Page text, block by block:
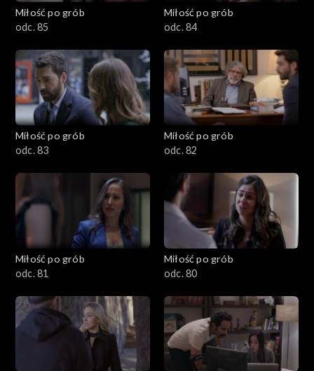
Miłość po grób
odc. 85
Miłość po grób
odc. 84
Miłość po grób
odc. 83
Miłość po grób
odc. 82
Miłość po grób
odc. 81
Miłość po grób
odc. 80